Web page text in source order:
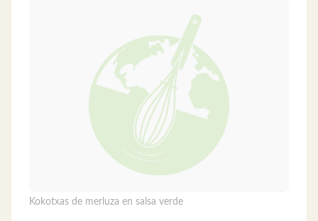
Kokotxas de merluza en salsa verde